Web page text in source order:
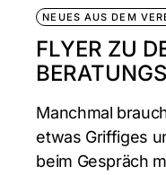
NEUES AUS DEM
FLYER ZU
Manchmal
etwas Griffiges
beim Gespräch